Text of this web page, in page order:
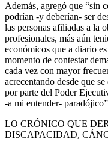
Además, agregó que “sin
podrían -y deberían- ser
las personas afiliadas a la
profesionales, más aún
económicos que a diario
momento de contestar
cada vez con mayor
acrecentando desde que
por parte del Poder
-a mi entender-
LO CRÓNICO QUE
DISCAPACIDAD,